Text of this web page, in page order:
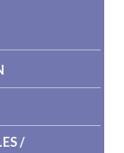
/